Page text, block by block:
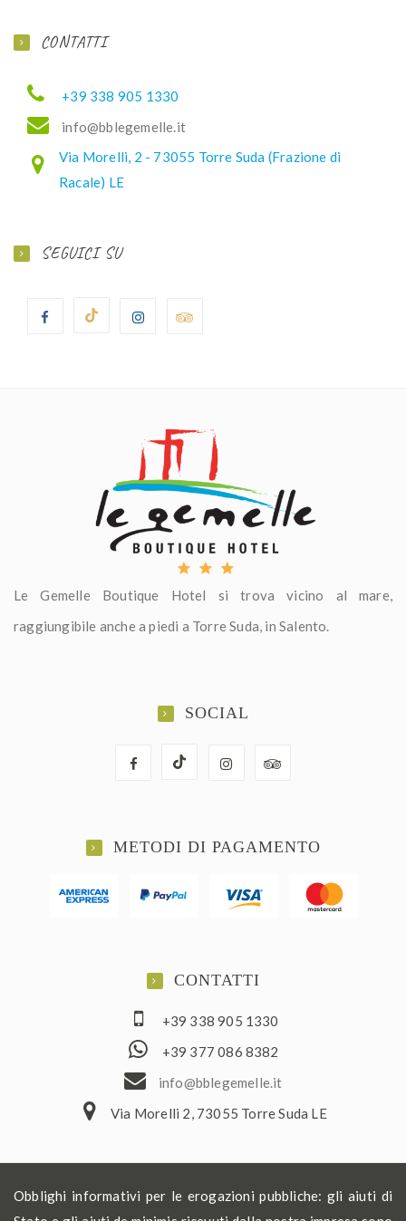
CONTATTI
+39 338 905 1330
ti.el
lemeg
elbb@
ofni
Via Morelli, 2 - 73055 Torre Suda (Frazione di
Racale) LE
SEGUICI SU
Le Gemelle Boutique Hotel si trova vicino al mare,
raggiungibile anche a piedi a Torre Suda, in Salento.
SOCIAL
METODI DI PAGAMENTO
CONTATTI
+39 338 905 1330
+39 377 086 8382
ti.el
lemeg
elbb@
ofni
Via Morelli 2, 73055 Torre Suda LE
Obblighi informativi per le erogazioni pubbliche: gli aiuti di